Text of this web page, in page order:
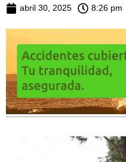
abril 30, 2025 8:26 pm